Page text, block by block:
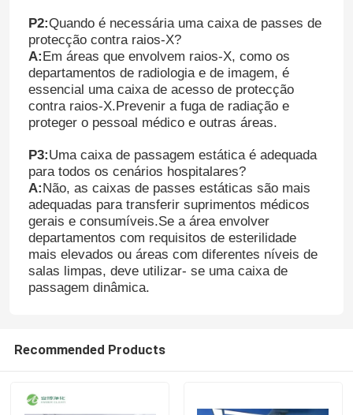
P2:Quando é necessária uma caixa de passes de
protecção contra raios-X?
A:Em áreas que envolvem raios-X, como os
departamentos de radiologia e de imagem, é
essencial uma caixa de acesso de protecção
contra raios-X.Prevenir a fuga de radiação e
proteger o pessoal médico e outras áreas.
P3:Uma caixa de passagem estática é adequada
para todos os cenários hospitalares?
A:Não, as caixas de passes estáticas são mais
adequadas para transferir suprimentos médicos
gerais e consumíveis.Se a área envolver
departamentos com requisitos de esterilidade
mais elevados ou áreas com diferentes níveis de
salas limpas, deve utilizar- se uma caixa de
passagem dinâmica.
Recommended Products